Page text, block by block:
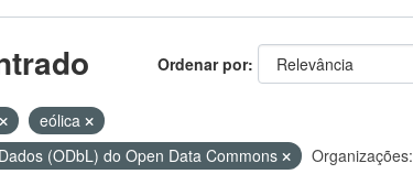
Ordenar por
eólica
(ODbL) do Open Data Commons
Organizações: